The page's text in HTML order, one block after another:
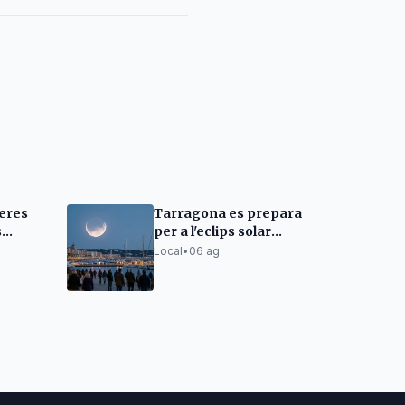
Tarragona es prepara
per a l'eclips solar
total: talls de trànsit i
Local• 06 ag.